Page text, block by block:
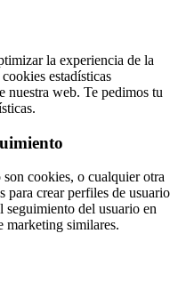
la experiencia de la
estadísticas
nuestra web. Te pedimos tu
cookies, o cualquier otra
para crear perfiles de usuario
seguimiento del usuario en
marketing similares.